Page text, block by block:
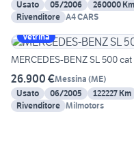
Usato
05/2006 260000 Km
Rivenditore A4 CARS
Vetrina
MERCEDES-BENZ SL 500 cat
26.900 €Messina (ME)
Usato
06/2005 122227 Km
Rivenditore Milmotors